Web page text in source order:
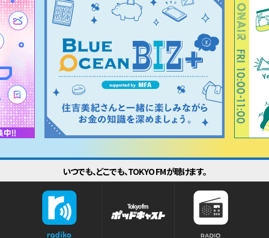
いつでも、どこでも、TOKYO FMが聴けます。